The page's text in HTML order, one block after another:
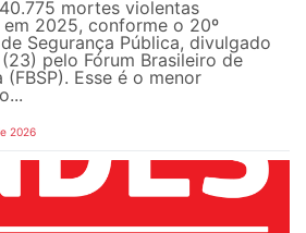
mortes violentas
2025, conforme o 20º
Segurança Pública, divulgado
pelo Fórum Brasileiro de
(FBSP). Esse é o menor
2026